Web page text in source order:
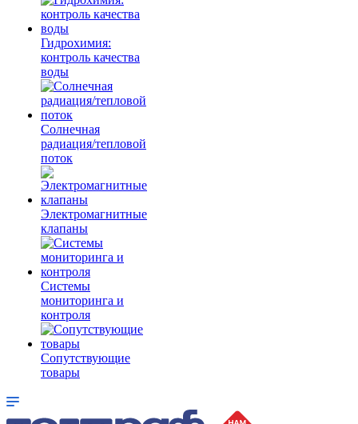
Гидрохимия:
контроль качества
воды
Солнечная
радиация/тепловой
поток
Электромагнитные
клапаны
Системы
мониторинга и
контроля
Сопутствующие
товары